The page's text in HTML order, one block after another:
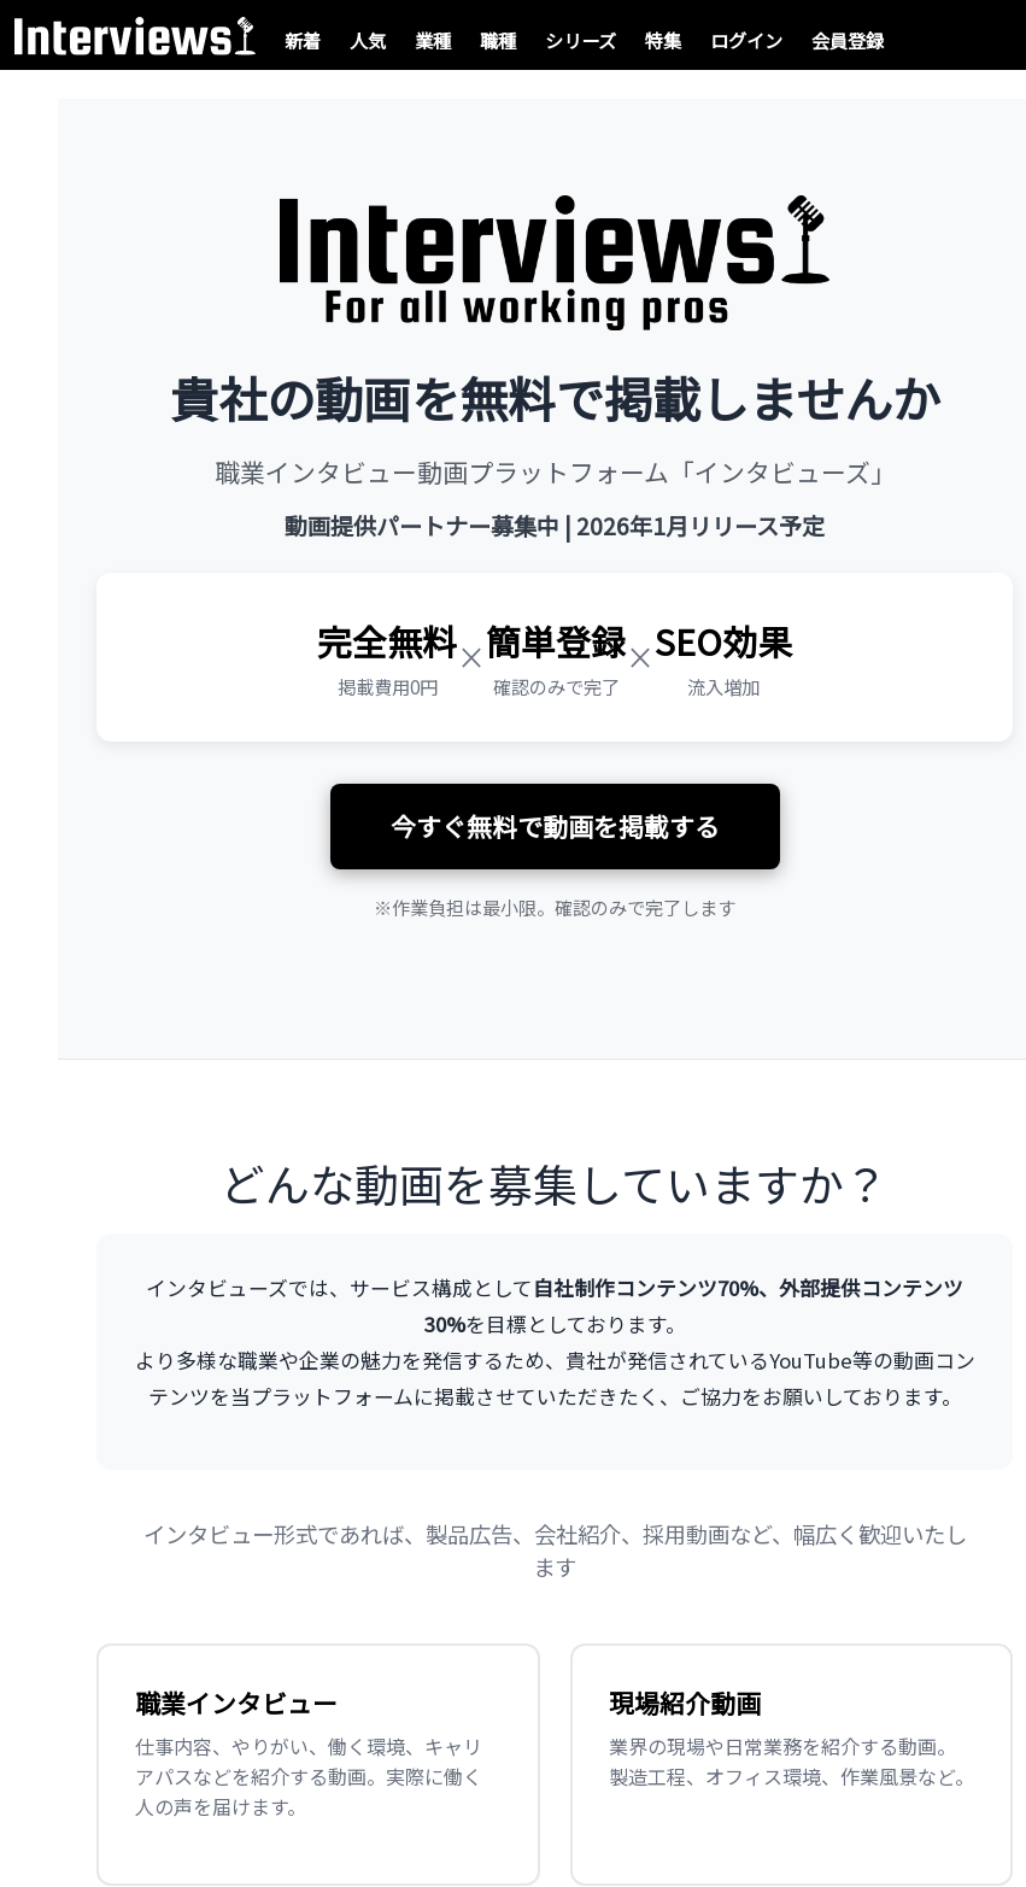
新着 人気 業種 職種 シリーズ 特集 ログイン 会員登録
貴社の動画を無料で掲載しませんか
職業インタビュー動画プラットフォーム「インタビューズ」
動画提供パートナー募集中 | 2026年1月リリース予定
完全無料
掲載費用0円
×簡単登録
確認のみで完了
×SEO効果
流入増加
今すぐ無料で動画を掲載する
※作業負担は最小限。確認のみで完了します
どんな動画を募集していますか？
インタビューズでは、サービス構成として自社制作コンテンツ70%、外部提供コンテンツ
30%を目標としております。
より多様な職業や企業の魅力を発信するため、貴社が発信されているYouTube等の動画コン
テンツを当プラットフォームに掲載させていただきたく、ご協力をお願いしております。
インタビュー形式であれば、製品広告、会社紹介、採用動画など、幅広く歓迎いたし
ます
職業インタビュー
仕事内容、やりがい、働く環境、キャリ
アパスなどを紹介する動画。実際に働く
人の声を届けます。
現場紹介動画
業界の現場や日常業務を紹介する動画。
製造工程、オフィス環境、作業風景など。